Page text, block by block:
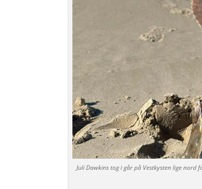
Juli Dawkins tog i går på Vestkysten lige